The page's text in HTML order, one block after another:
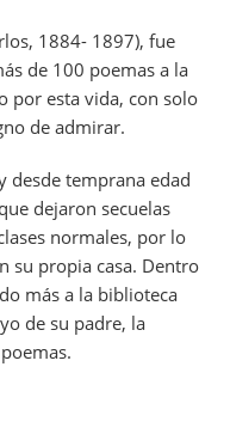
n
1884- 1897), fue
de 100 poemas a la
por esta vida, con solo
de admirar.
desde temprana edad
dejaron secuelas
normales, por lo
su propia casa. Dentro
más a la biblioteca
de su padre, la